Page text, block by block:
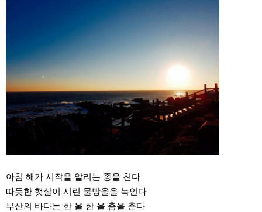
아침 해가 시작을 알리는 종을 친다
따듯한 햇살이 시린 물방울을 녹인다
부산의 바다는 한 올 한 올 춤을 춘다